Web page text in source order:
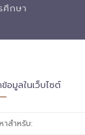
ศึกษา
อมูลในเว็บไซต์
าสำหรับ: